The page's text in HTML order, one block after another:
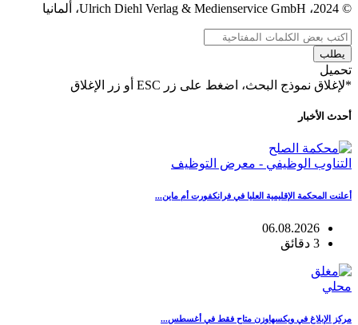
© 2024، Ulrich Diehl Verlag & Medienservice GmbH، ألمانيا
يطلب
تحميل
*لإغلاق نموذج البحث، اضغط على زر ESC أو زر الإغلاق
أحدث الأخبار
التناوب الوظيفي - معرض التوظيف
أعلنت المحكمة الإقليمية العليا في فرانكفورت أم ماين...
06.08.2026
3 دقائق
محلي
مركز الإبلاغ في ويكسهاوزن متاح فقط في أغسطس...